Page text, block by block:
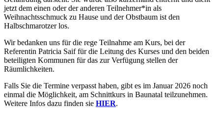
jetzt dem einen oder der anderen Teilnehmer*in als
Weihnachtsschmuck zu Hause und der Obstbaum ist den
Halbschmarotzer los.
Wir bedanken uns für die rege Teilnahme am Kurs, bei der
Referentin Patricia Saif für die Leitung des Kurses und den beiden
beteiligten Kommunen für das zur Verfügung stellen der
Räumlichkeiten.
Falls Sie die Termine verpasst haben, gibt es im Januar 2026 noch
einmal die Möglichkeit, am Schnittkurs in Baunatal teilzunehmen.
Weitere Infos dazu finden sie HIER.